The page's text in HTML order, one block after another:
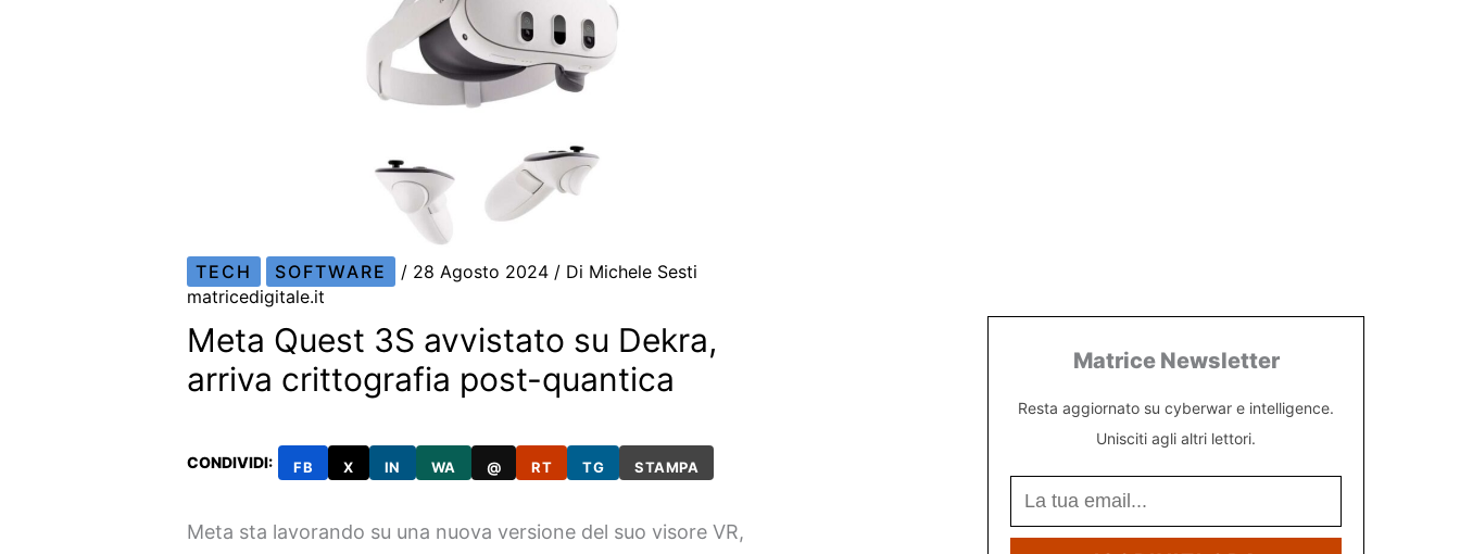
TECH SOFTWARE / 28 Agosto 2024 / Di Michele Sesti
matricedigitale.it
Meta Quest 3S avvistato su Dekra,
arriva crittografia post-quantica
CONDIVIDI: FB X IN WA @ RT TG STAMPA
Meta sta lavorando su una nuova versione del suo visore VR,
Matrice Newsletter
Resta aggiornato su cyberwar e intelligence.
Unisciti agli altri lettori.